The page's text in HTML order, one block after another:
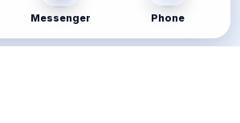
Messenger Phone